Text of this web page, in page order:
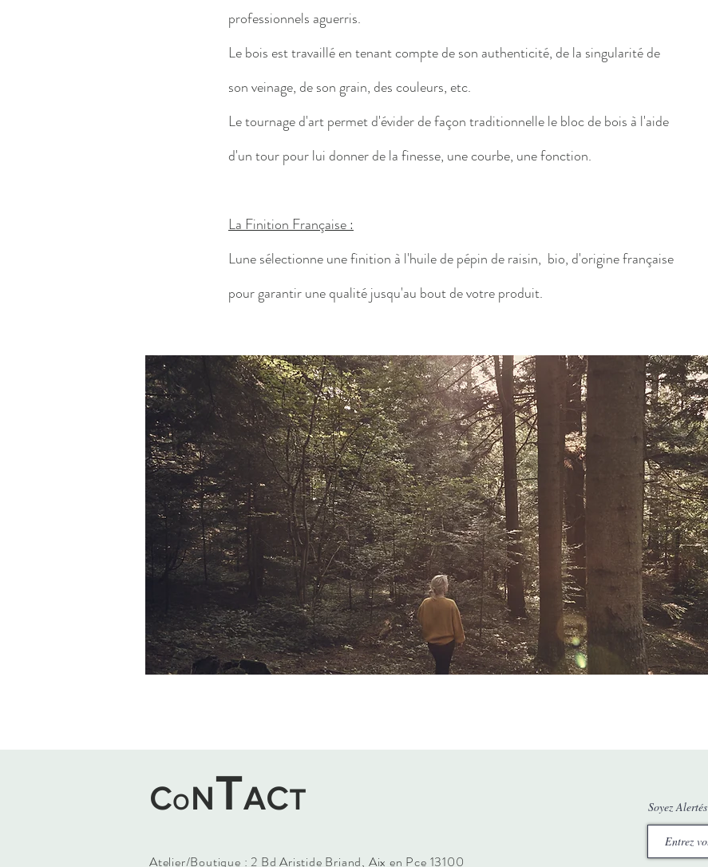
professionnels aguerris.
Le bois est travaillé en tenant compte de son authenticité, de la singularité de
son veinage, de son grain, des couleurs, etc.
Le tournage d'art permet d'évider de façon traditionnelle le bloc de bois à l'aide
d'un tour pour lui donner de la finesse, une courbe, une fonction.
La Finition Française :
Lune sélectionne une finition à l'huile de pépin de raisin, bio, d'origine française
pour garantir une qualité jusqu'au bout de votre produit.
CONTACT
Atelier/Boutique : 2 Bd Aristide Briand, Aix en Pce 13100
Soyez Alertés